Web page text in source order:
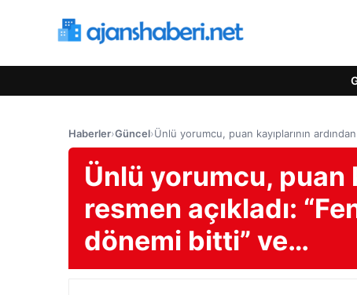
Haberler›Güncel›Ünlü yorumcu, puan kayıplarının
Ünlü yorumcu, puan
resmen açıkladı:
dönemi bitti” ve…